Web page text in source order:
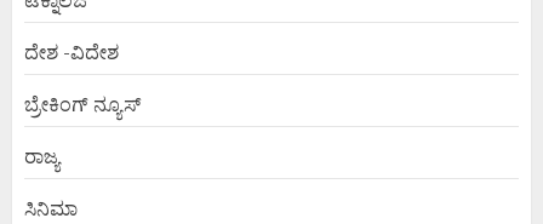
ದೇಶ -ವಿದೇಶ
ಬ್ರೇಕಿಂಗ್ ನ್ಯೂಸ್
ರಾಜ್ಯ
ಸಿನಿಮಾ